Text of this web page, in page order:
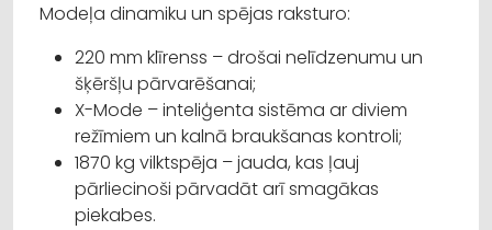
Modeļa dinamiku un spējas raksturo:
220 mm klīrenss – drošai nelīdzenumu un
šķēršļu pārvarēšanai;
X-Mode – inteliģenta sistēma ar diviem
režīmiem un kalnā braukšanas kontroli;
1870 kg vilktspēja – jauda, kas ļauj
pārliecinoši pārvadāt arī smagākas
piekabes.